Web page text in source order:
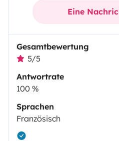
Eine
Gesamtbewertung
5/5
Antwortrate
100 %
Sprachen
Französisch